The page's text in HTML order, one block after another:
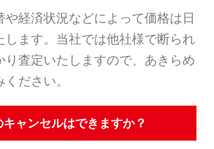
や経済状況などによって価格は日
します。当社では他社様で断られ
り査定いたしますので、あきらめ
ださい。
ャンセルはできますか？